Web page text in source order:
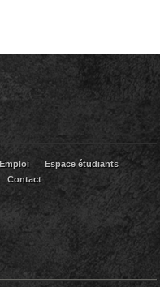
Emploi
Espace étudiants
Contact